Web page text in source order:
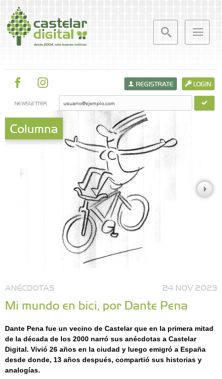
LOGIN
REGISTRATE
NEWSLETTER
Columna
ANÉCDOTAS 24 NOV 2023
Mi mundo en bici, por Dante Pena
Dante Pena fue un vecino de Castelar que en la primera mitad
de la década de los 2000 narró sus anécdotas a Castelar
Digital. Vivió 26 años en la ciudad y luego emigró a España
desde donde, 13 años después, compartió sus historias y
analogías.